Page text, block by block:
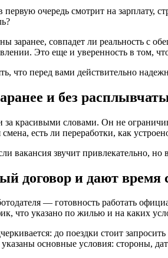
очередь смотрит на зарплату,
заранее, совпадет ли реальность с
Это еще и уверенность в том,
что перед вами действительно
и без
красивыми словами. Он не
смена, есть ли переработки, как
вакансия звучит привлекательно,
договор и дают время
— готовность работать
что указано по жилью и на каких
до поездки стоит
основные условия: стороны,